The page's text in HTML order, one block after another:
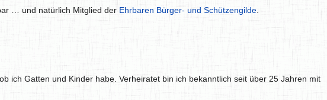
… und natürlich Mitglied der Ehrbaren Bürger- und Schützengilde.
ich Gatten und Kinder habe. Verheiratet bin ich bekanntlich seit über 25 Jahren mit